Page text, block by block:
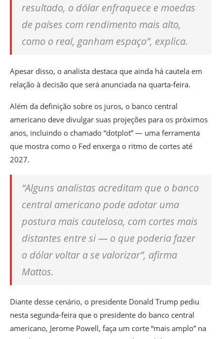
resultado, o dólar enfraquece e moedas
de países com rendimento mais alto,
como o real, ganham espaço”, explica.
Apesar disso, o analista destaca que ainda há cautela em
relação à decisão que será anunciada na quarta-feira.
Além da definição sobre os juros, o banco central
americano deve divulgar suas projeções para os próximos
anos, incluindo o chamado “dotplot” — uma ferramenta
que mostra como o Fed enxerga o ritmo de cortes até
2027.
“Alguns analistas acreditam que o banco
central americano pode adotar uma
postura mais cautelosa, com cortes mais
distantes entre si — o que poderia fazer
o dólar voltar a se valorizar”, afirma
Mattos.
Diante desse cenário, o presidente Donald Trump pediu
nesta segunda-feira que o presidente do banco central
americano, Jerome Powell, faça um corte “mais amplo” na